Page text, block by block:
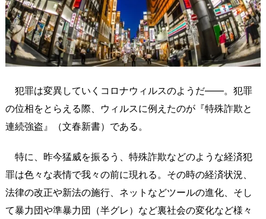
犯罪は変異していくコロナウィルスのようだ――。犯罪
の位相をとらえる際、ウィルスに例えたのが『特殊詐欺と
連続強盗』（文春新書）である。
特に、昨今猛威を振るう、特殊詐欺などのような経済犯
罪は色々な表情で我々の前に現れる。その時の経済状況、
法律の改正や新法の施行、ネットなどツールの進化、そし
て暴力団や準暴力団（半グレ）など裏社会の変化など様々